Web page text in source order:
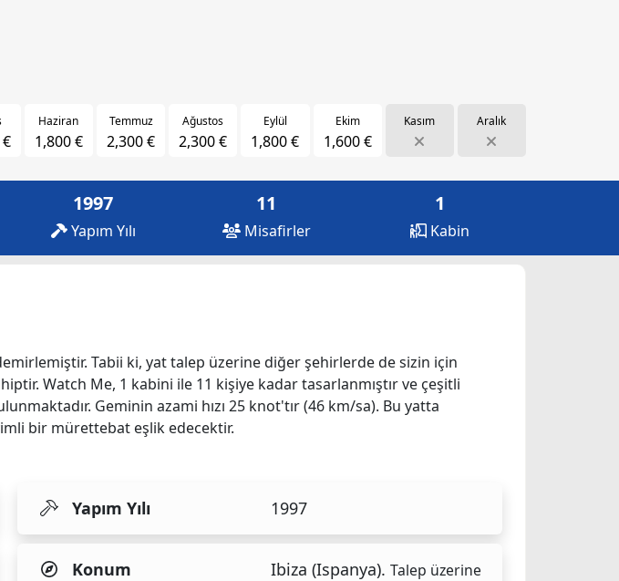
Haziran
1,800 €
Temmuz
2,300 €
Ağustos
2,300 €
Eylül
1,800 €
Ekim
1,600 €
Kasım Aralık
1997
Yapım Yılı
11
Misafirler
1
Kabin
Tabii ki, yat talep üzerine diğer şehirlerde de sizin için
Watch Me, 1 kabini ile 11 kişiye kadar tasarlanmıştır ve çeşitli
Geminin azami hızı 25 knot'tır (46 km/sa). Bu yatta
bir mürettebat eşlik edecektir.
Yapım Yılı 1997
Konum Ibiza (Ispanya). Talep üzerine